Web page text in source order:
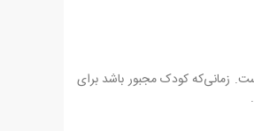
زمانی‌که کودک مجبور باشد برای